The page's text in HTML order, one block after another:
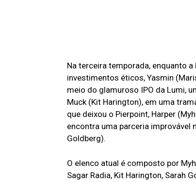
Na terceira temporada, enquanto
investimentos éticos, Yasmin
meio do glamuroso IPO da Lumi,
Muck (Kit Harington), em uma
que deixou o Pierpoint, Harper
encontra uma parceria improvável
Goldberg).
O elenco atual é composto por
Sagar Radia, Kit Harington, Sarah